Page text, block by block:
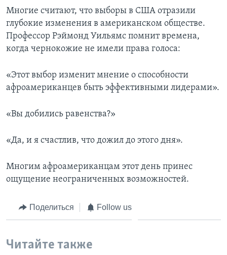
Многие считают, что выборы в США отразили
глубокие изменения в американском обществе.
Профессор Рэймонд Уильямс помнит времена,
когда чернокожие не имели права голоса:
«Этот выбор изменит мнение о способности
афроамериканцев быть эффективными лидерами».
«Вы добились равенства?»
«Да, и я счастлив, что дожил до этого дня».
Многим афроамериканцам этот день принес
ощущение неограниченных возможностей.
Поделиться Follow us
Читайте также